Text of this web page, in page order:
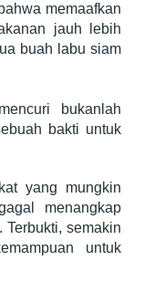
memaafkan
jauh lebih
buah labu siam
bukanlah
bakti untuk
yang mungkin
menangkap
semakin
untuk